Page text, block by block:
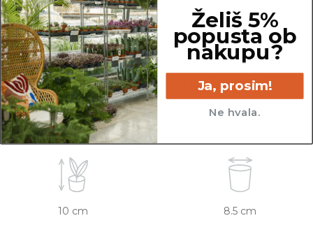
ceno.
Rastline so v kategorijo Netoksične/prijazne za
živali uvrščene na podlagi dostopnih spletnih
virov. Netoksične rastline so lahko še vedno
toksične za specifično vrsto živali, zato se pred
nakupom posvetujte z veterinarjem.
10 cm 8.5 cm
Želiš 5%
popusta ob
nakupu?
Ja, prosim!
Ne hvala.